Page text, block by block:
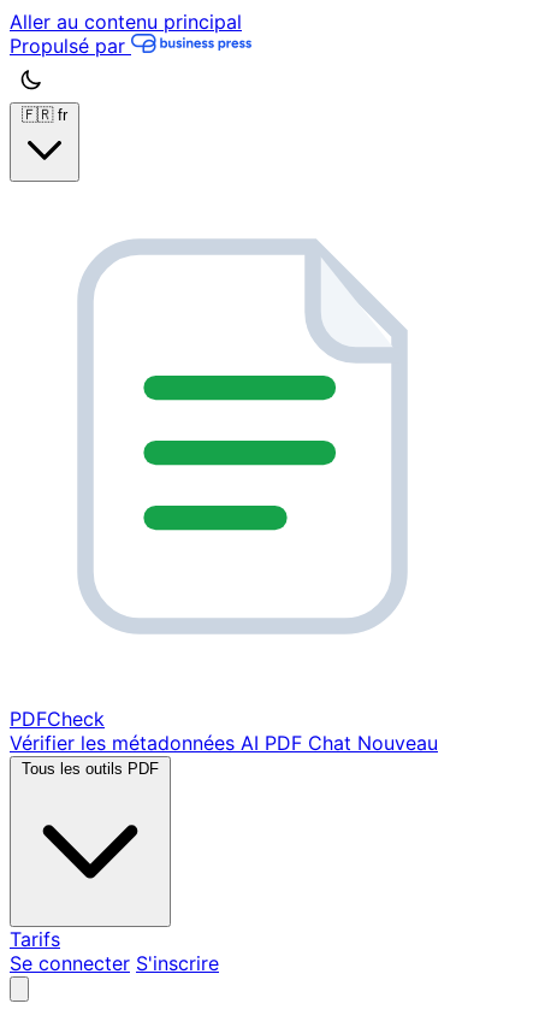
Aller au contenu principal
Propulsé par
🇫🇷 fr
PDFCheck
Vérifier les métadonnées AI PDF Chat Nouveau
Tous les outils PDF
Tarifs
Se connecter S'inscrire